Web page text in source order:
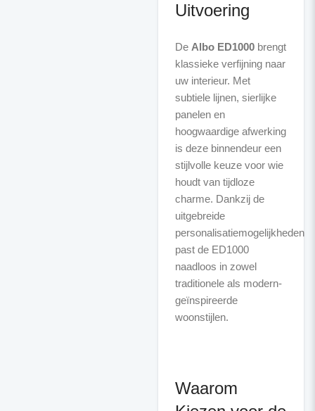
Uitvoering
De Albo ED1000brengt
klassieke verfijning naar
uw interieur. Met
subtiele lijnen, sierlijke
panelen en
hoogwaardige afwerking
is deze binnendeur een
stijlvolle keuze voor wie
houdt van tijdloze
charme. Dankzij de
uitgebreide
personalisatiemogelijkheden
past de ED1000
naadloos in zowel
traditionele als modern-
geïnspireerde
woonstijlen.
Waarom